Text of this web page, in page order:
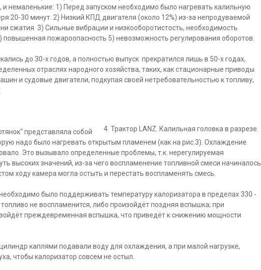
немаленькие: 1) Перед запуском необходимо было нагревать калильную
20-30 минут. 2) Низкий КПД двигателя (около 12%) из-за непродуваемой
сжатия 3) Сильные вибрации и низкооборотистость, необходимость
пожароопасность 5) невозможность регулирования оборотов.
до 30-х годов, а полностью выпуск прекратился лишь в 50-х годах,
отраслях народного хозяйства, таких, как стационарные приводы
и судовые двигатели, подкупая своей нетребовательностью к топливу,
4. Трактор LANZ. Калильная головка в разрезе.
представляла собой
надо было нагревать открытым пламенем (как на рис.3). Охлаждение
Это вызывало определенные проблемы, т.к. нерегулируемая
высоких значений, из-за чего воспламенение топливной смеси начиналось
ходу камера могла остыть и перестать воспламенять смесь.
было поддерживать температуру калоризатора в пределах 330 -
не воспламенится, либо произойдёт поздняя вспышка; при
преждевременная вспышка, что приведёт к снижению мощности
каплями подавали воду для охлаждения, а при малой нагрузке,
чтобы калоризатор совсем не остыл.